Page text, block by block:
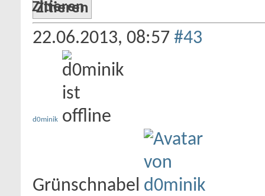
Zitieren
22.06.2013, 08:57 #43
d0minik
Grünschnabel